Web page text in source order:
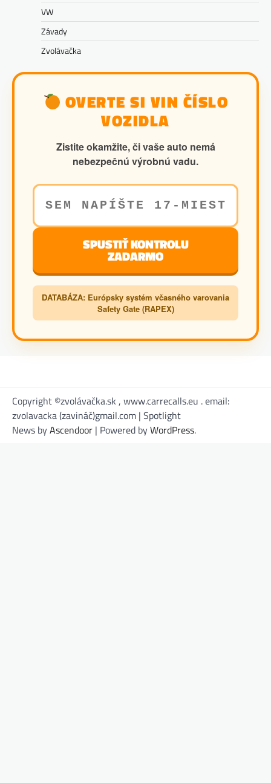
VW
Závady
Zvolávačka
OVERTE SI VIN ČÍSLO
VOZIDLA
Zistite okamžite, či vaše auto nemá
nebezpečnú výrobnú vadu.
SPUSTIŤ KONTROLU
ZADARMO
DATABÁZA: Európsky systém včasného varovania
Safety Gate (RAPEX)
Copyright ©zvolávačka.sk , www.carrecalls.eu . email:
zvolavacka (zavináč)gmail.com | Spotlight
News byAscendoor | Powered byWordPress.